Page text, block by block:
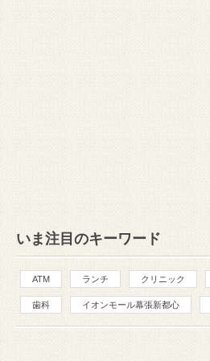
いま注目のキーワード
ATM ランチ クリニック
歯科 イオンモール幕張新都心